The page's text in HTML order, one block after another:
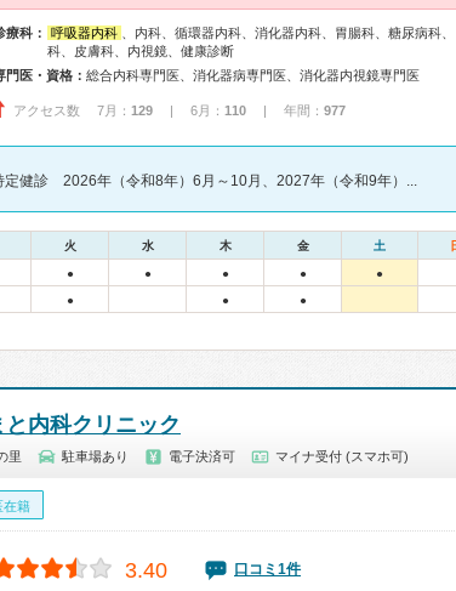
療科： 呼吸器内科
、内科、循環器内科、消化器内科、胃腸科、糖尿病科
科、皮膚科、内視鏡、健康診断
門医・資格： 総合内科専門医、消化器病専門医、消化器内視鏡専門医
アクセス数 7月： 129 | 6月： 110 | 年間： 977
定健診 2026年（令和8年）6月～10月、2027年（令和9年）...
火 水 木 金 土
● ● ● ● ●
● ● ●
内科クリニック
里 駐車場あり 電子決済可 マイナ受付 (スマホ可)
在籍
3.40 口コミ1件